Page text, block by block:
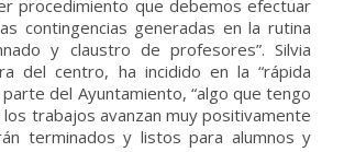
procedimiento que debemos efectuar
contingencias generadas en la rutina
y claustro de profesores”. Silvia
del centro, ha incidido en la “rápida
del Ayuntamiento, “algo que tengo
trabajos avanzan muy positivamente
terminados y listos para alumnos y